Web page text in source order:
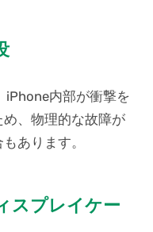
iPhone内部が衝撃を
、物理的な故障が
あります。
スプレイケー